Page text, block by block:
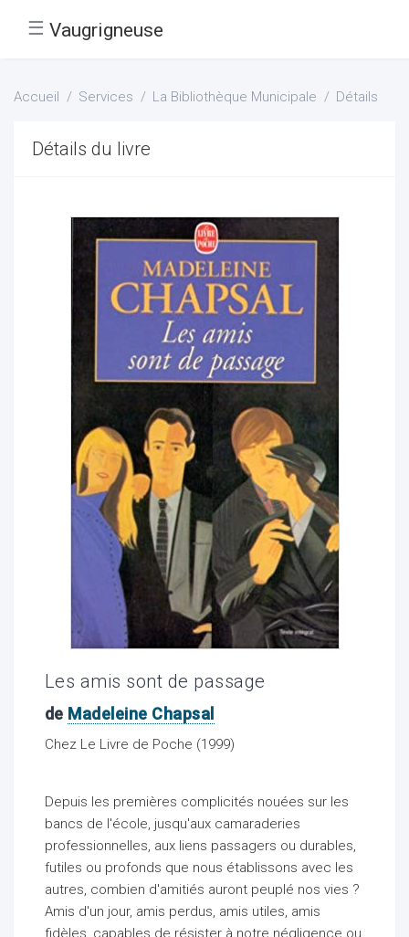
☰ Vaugrigneuse
Accueil Services La Bibliothèque Municipale Détails
Détails du livre
Les amis sont de passage
de Madeleine Chapsal
Chez Le Livre de Poche (1999)
Depuis les premières complicités nouées sur les
bancs de l'école, jusqu'aux camaraderies
professionnelles, aux liens passagers ou durables,
futiles ou profonds que nous établissons avec les
autres, combien d'amitiés auront peuplé nos vies ?
Amis d'un jour, amis perdus, amis utiles, amis
fidèles, capables de résister à notre négligence ou